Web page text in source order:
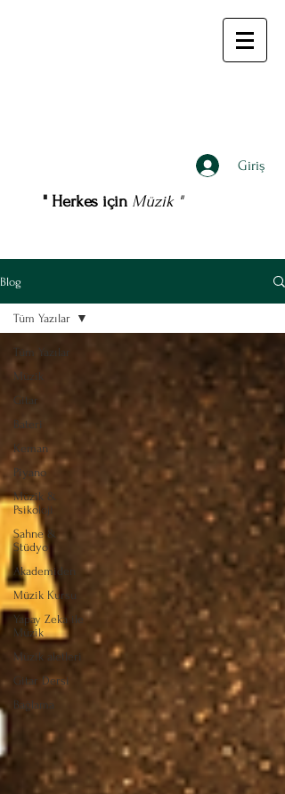
Giriş
" Herkes için Müzik "
Blog
Tüm Yazılar
Müzik
Gitar
Bateri
Keman
Piyano
Müzik &
Psikoloji
Sahne &
Stüdyo
Akademiden
Müzik Kursu
Yapay Zeka ile
Müzik
Müzik aletleri
Gitar Dersi
Bağlama
Tüm Yazılar